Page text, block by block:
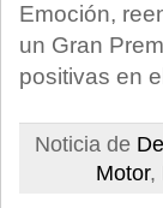
Emoción,
un Gran
positivas en
Noticia de
Motor,